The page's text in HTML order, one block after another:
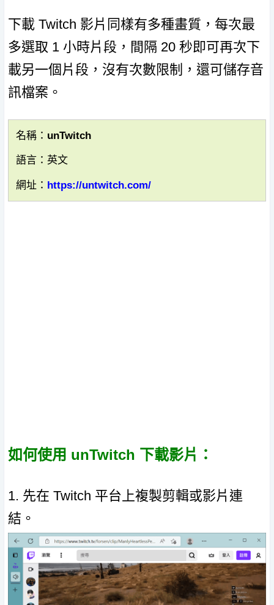
下載 Twitch 影片同樣有多種畫質，每次最
多選取 1 小時片段，間隔 20 秒即可再次下
載另一個片段，沒有次數限制，還可儲存音
訊檔案。
名稱：unTwitch
語言：英文
網址： https://untwitch.com/
如何使用 unTwitch 下載影片：
1. 先在 Twitch 平台上複製剪輯或影片連
結。